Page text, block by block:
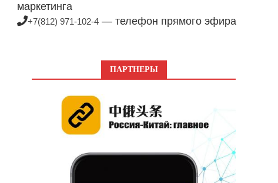
маркетинга
+7(812) 971-102-4 — телефон прямого эфира
ПАРТНЕРЫ